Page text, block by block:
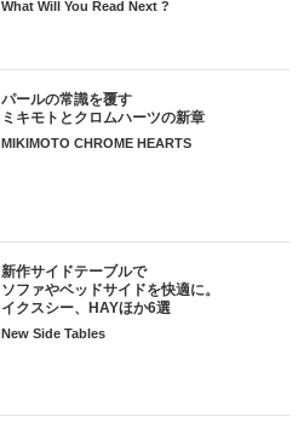
What Will You Read Next ?
パールの常識を覆す
ミキモトとクロムハーツの新章
MIKIMOTO CHROME HEARTS
新作サイドテーブルで
ソファやベッドサイドを快適に。
イクスシー、HAYほか6選
New Side Tables